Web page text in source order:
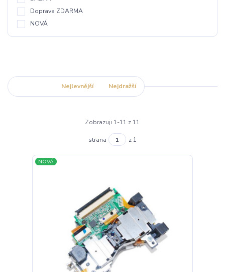
Doprava ZDARMA
NOVÁ
Nejlevnější Nejdražší
Zobrazuji 1-11 z 11
strana z 1
NOVÁ